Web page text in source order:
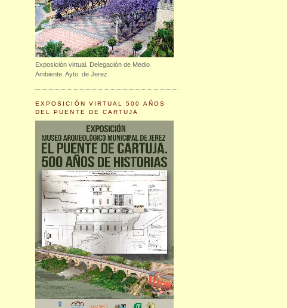
Exposición virtual. Delegación de Medio
Ambiente. Ayto. de Jerez
EXPOSICIÓN VIRTUAL 500 AÑOS
DEL PUENTE DE CARTUJA